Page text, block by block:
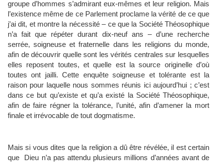
groupe d’hommes s’admirant eux-mêmes et leur religion. Mais
l’existence même de ce Parlement proclame la vérité de ce que
j’ai dit, et montre la nécessité – ce que la Société Théosophique
n’a fait que répéter durant dix-neuf ans – d’une recherche
serrée, soigneuse et fraternelle dans les religions du monde,
afin de découvrir quelle sont les vérités centrales sur lesquelles
elles reposent toutes, et quelle est la source originelle d’où
toutes ont jailli. Cette enquête soigneuse et tolérante est la
raison pour laquelle nous sommes réunis ici aujourd’hui ; c’est
dans ce but qu’existe et qu’a existé la Société Théosophique,
afin de faire régner la tolérance, l’unité, afin d’amener la mort
finale et irrévocable de tout dogmatisme.
Mais si vous dites que la religion a dû être révélée, il est certain
que Dieu n’a pas attendu plusieurs millions d’années avant de